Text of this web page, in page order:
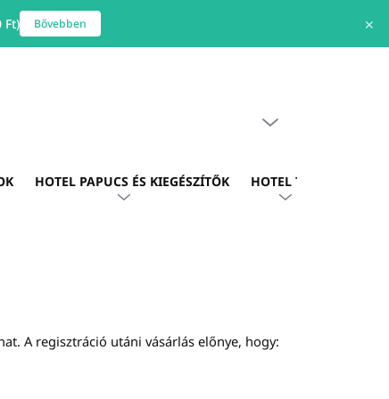
Bővebben
✕
HOTEL PAPUCS ÉS KIEGÉSZÍTŐK HOTEL TEXTIL
A regisztráció utáni vásárlás előnye, hogy: